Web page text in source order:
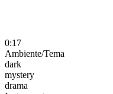
0:17
Ambiente/Tema
dark
mystery
drama